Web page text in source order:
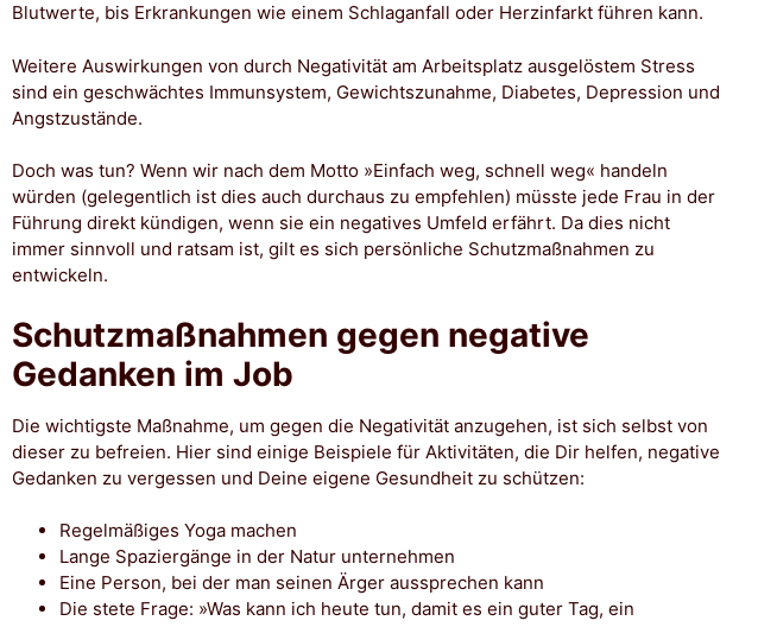
Blutwerte, bis Erkrankungen wie einem Schlaganfall oder Herzinfarkt führen kann.
Weitere Auswirkungen von durch Negativität am Arbeitsplatz ausgelöstem Stress
sind ein geschwächtes Immunsystem, Gewichtszunahme, Diabetes, Depression und
Angstzustände.
Doch was tun? Wenn wir nach dem Motto »Einfach weg, schnell weg« handeln
würden (gelegentlich ist dies auch durchaus zu empfehlen) müsste jede Frau in der
Führung direkt kündigen, wenn sie ein negatives Umfeld erfährt. Da dies nicht
immer sinnvoll und ratsam ist, gilt es sich persönliche Schutzmaßnahmen zu
entwickeln.
Schutzmaßnahmen gegen negative
Gedanken im Job
Die wichtigste Maßnahme, um gegen die Negativität anzugehen, ist sich selbst von
dieser zu befreien. Hier sind einige Beispiele für Aktivitäten, die Dir helfen, negative
Gedanken zu vergessen und Deine eigene Gesundheit zu schützen:
Regelmäßiges Yoga machen
Lange Spaziergänge in der Natur unternehmen
Eine Person, bei der man seinen Ärger aussprechen kann
Die stete Frage: »Was kann ich heute tun, damit es ein guter Tag, ein